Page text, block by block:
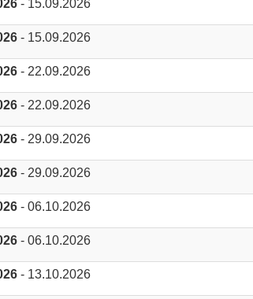
- 15.09.2026
- 15.09.2026
- 22.09.2026
- 22.09.2026
- 29.09.2026
- 29.09.2026
- 06.10.2026
- 06.10.2026
- 13.10.2026